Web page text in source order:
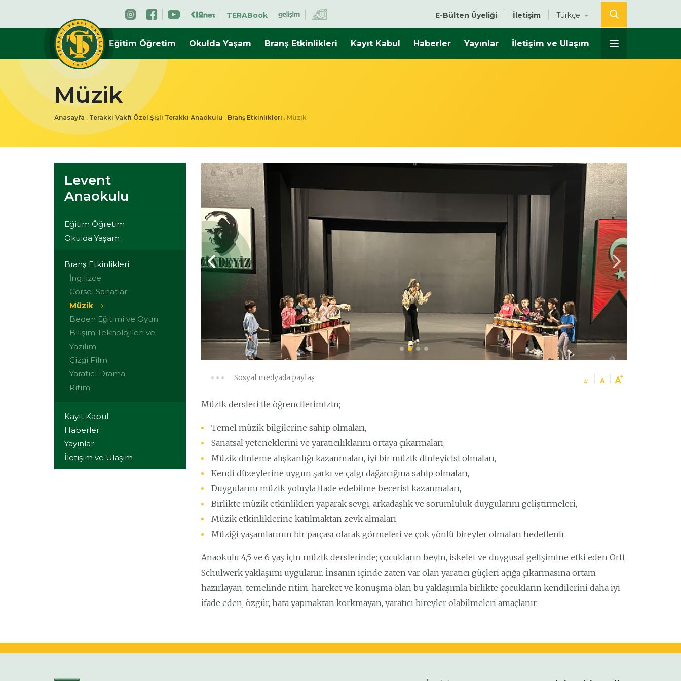
TERABook E-Bülten Üyeliği İletişim Türkçe
Eğitim Öğretim Okulda Yaşam Branş Etkinlikleri Kayıt Kabul Haberler Yayınlar İletişim ve Ulaşım
Müzik
Anasayfa . Terakki Vakfı Özel Şişli Terakki Anaokulu . Branş Etkinlikleri . Müzik
Levent
Anaokulu
Eğitim Öğretim
Okulda Yaşam
Branş Etkinlikleri
İngilizce
Görsel Sanatlar
Müzik
Beden Eğitimi ve Oyun
Bilişim Teknolojileri ve
Yazılım
Çizgi Film
Yaratıcı Drama
Ritim
Kayıt Kabul
Haberler
Yayınlar
İletişim ve Ulaşım
Sosyal medyada paylaş
Müzik dersleri ile öğrencilerimizin;
Temel müzik bilgilerine sahip olmaları,
Sanatsal yeteneklerini ve yaratıcılıklarını ortaya çıkarmaları,
Müzik dinleme alışkanlığı kazanmaları, iyi bir müzik dinleyicisi olmaları,
Kendi düzeylerine uygun şarkı ve çalgı dağarcığına sahip olmaları,
Duygularını müzik yoluyla ifade edebilme becerisi kazanmaları,
Birlikte müzik etkinlikleri yaparak sevgi, arkadaşlık ve sorumluluk duygularını geliştirmeleri,
Müzik etkinliklerine katılmaktan zevk almaları,
Müziği yaşamlarının bir parçası olarak görmeleri ve çok yönlü bireyler olmaları hedeflenir.
Anaokulu 4,5 ve 6 yaş için müzik derslerinde; çocukların beyin, iskelet ve duygusal gelişimine etki eden Orff
Schulwerk yaklaşımı uygulanır. İnsanın içinde zaten var olan yaratıcı güçleri açığa çıkarmasına ortam
hazırlayan, temelinde ritim, hareket ve konuşma olan bu yaklaşımla birlikte çocukların kendilerini daha iyi
ifade eden, özgür, hata yapmaktan korkmayan, yaratıcı bireyler olabilmeleri amaçlanır.